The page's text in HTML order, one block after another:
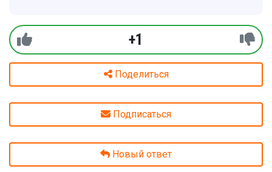
+1
Поделиться
Подписаться
Новый ответ